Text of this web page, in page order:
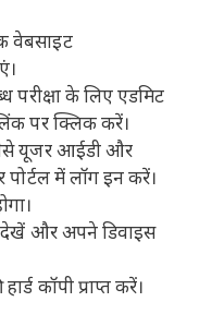
वेबसाइट
के लिए एडमिट
पर क्लिक करें।
यूजर आईडी और
पोर्टल में लॉग इन करें।
देखें और अपने डिवाइस
कॉपी प्राप्त करें।